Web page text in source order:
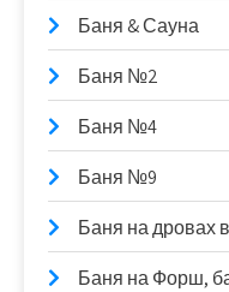
Баня & Сауна
Баня №2
Баня №4
Баня №9
Баня на дровах
Баня на Форш,